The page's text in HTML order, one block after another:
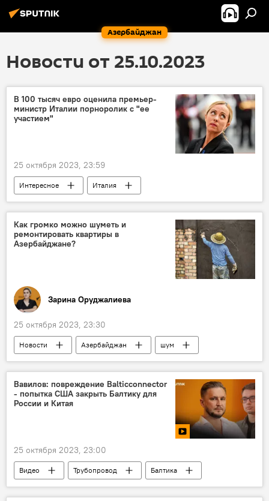
Азербайджан
Новости от 25.10.2023
В 100 тысяч евро оценила премьер-
министр Италии порноролик с "ее
участием"
25 октября 2023, 23:59
Интересное
Италия
Премьер-министр
порноролик
Компенсация
Как громко можно шуметь и
ремонтировать квартиры в
Азербайджане?
Зарина Оруджалиева
25 октября 2023, 23:30
Новости Азербайджан
шум
Квартиры
Ремонт
Нормы
Кодекс об административных правонарушениях
административное взыскание
Минздрав АР
Вавилов: повреждение Balticconnector
- попытка США закрыть Балтику для
России и Китая
25 октября 2023, 23:00
Видео Трубопровод
Балтика
Россия
США
Европа